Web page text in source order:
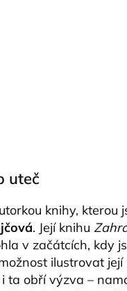
uteč
knihy, kterou
. Její knihu
v začátcích, kdy
ilustrovat
ta obří výzva –